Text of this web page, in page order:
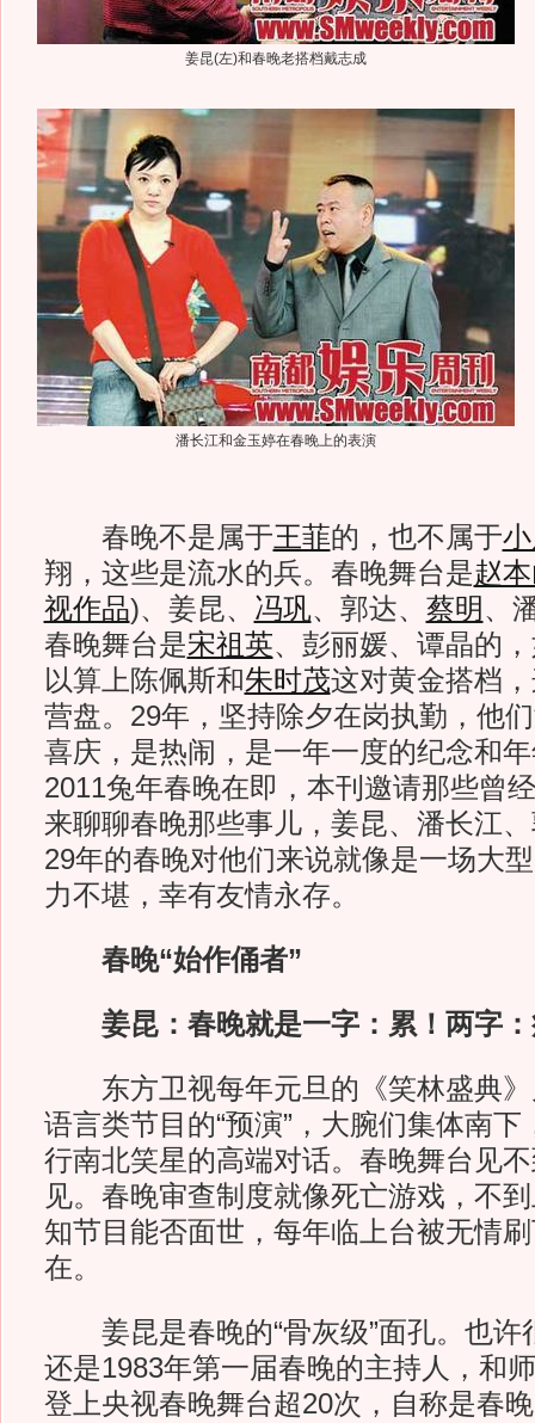
姜昆(左)和春晚老搭档戴志成
潘长江和金玉婷在春晚上的表演
春晚不是属于王菲的，也不属于
翔，这些是流水的兵。春晚舞台是赵
视作品)、姜昆、 冯巩、郭达、 蔡明 、
春晚舞台是宋祖英、彭丽媛、谭晶的
以算上陈佩斯和朱时茂这对黄金搭档
营盘。29年，坚持除夕在岗执勤，他
喜庆，是热闹，是一年一度的纪念和
2011兔年春晚在即，本刊邀请那些曾
来聊聊春晚那些事儿，姜昆、潘长江
29年的春晚对他们来说就像是一场大
力不堪，幸有友情永存。
春晚“始作俑者”
姜昆：春晚就是一字：累！两字：
东方卫视每年元旦的《笑林盛典》
语言类节目的“预演”，大腕们集体南
行南北笑星的高端对话。春晚舞台见
见。春晚审查制度就像死亡游戏，不
知节目能否面世，每年临上台被无情
在。
姜昆是春晚的“骨灰级”面孔。也许
还是1983年第一届春晚的主持人，和
登上央视春晚舞台超20次，自称是春